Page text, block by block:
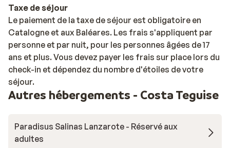
Taxe de séjour
Le paiement de la taxe de séjour est obligatoire en
Catalogne et aux Baléares. Les frais s'appliquent par
personne et par nuit, pour les personnes âgées de 17
ans et plus. Vous devez payer les frais sur place lors du
check-in et dépendez du nombre d'étoiles de votre
séjour.
Autres hébergements - Costa Teguise
Paradisus Salinas Lanzarote - Réservé aux
adultes